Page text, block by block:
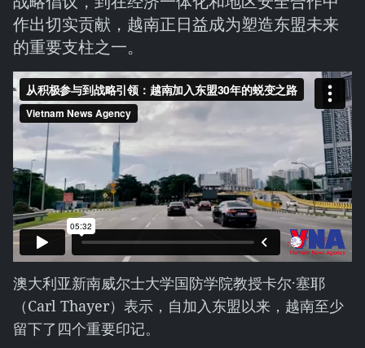
作出切实贡献，越南正日益成为塑造东盟未来
的重要支柱之一。
澳大利亚新南威尔士大学国防学院教授卡尔·塞耶
（Carl Thayer）表示，自加入东盟以来，越南至少
留下了四个重要印记。